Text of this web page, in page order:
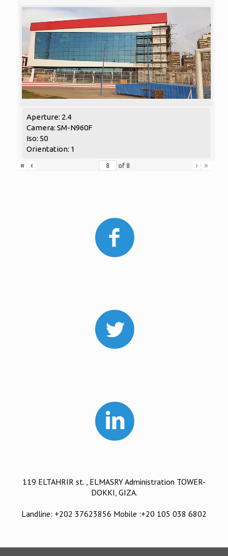
Aperture: 2.4
Camera: SM-N960F
Iso: 50
Orientation: 1
«
‹ of 8 › »
119 ELTAHRIR st. , ELMASRY Administration TOWER-
DOKKI, GIZA.
Landline: +202 37623856 Mobile :+20 105 038 6802